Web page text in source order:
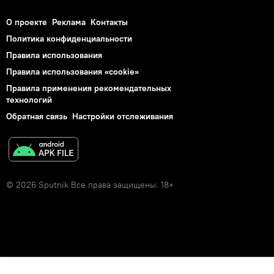
О проекте Реклама Контакты
Политика конфиденциальности
Правила использования
Правила использования «cookie»
Правила применения рекомендательных
технологий
Обратная связь Настройки отслеживания
© 2026 Sputnik Все права защищены. 18+